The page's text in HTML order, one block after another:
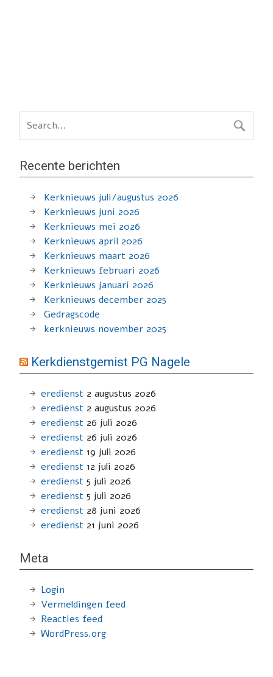
Recente berichten
Kerknieuws juli/augustus 2026
Kerknieuws juni 2026
Kerknieuws mei 2026
Kerknieuws april 2026
Kerknieuws maart 2026
Kerknieuws februari 2026
Kerknieuws januari 2026
Kerknieuws december 2025
Gedragscode
kerknieuws november 2025
Kerkdienstgemist PG Nagele
eredienst 2 augustus 2026
eredienst 2 augustus 2026
eredienst 26 juli 2026
eredienst 26 juli 2026
eredienst 19 juli 2026
eredienst 12 juli 2026
eredienst 5 juli 2026
eredienst 5 juli 2026
eredienst 28 juni 2026
eredienst 21 juni 2026
Meta
Login
Vermeldingen feed
Reacties feed
WordPress.org